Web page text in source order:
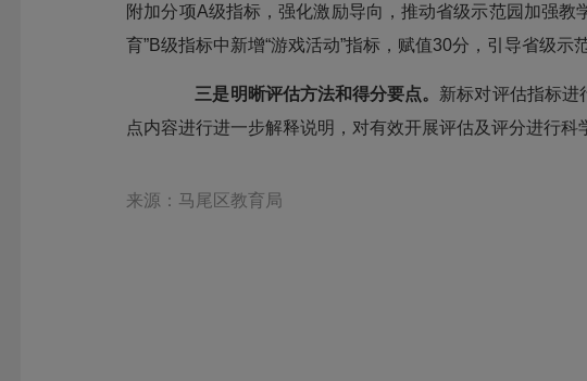
附加分项A级指标，强化激励导向，推动省级示范园加强
育”B级指标中新增“游戏活动”指标，赋值30分，引导省级
三是明晰评估方法和得分要点。 新标对评估指标进
点内容进行进一步解释说明，对有效开展评估及评分进行科
来源：马尾区教育局